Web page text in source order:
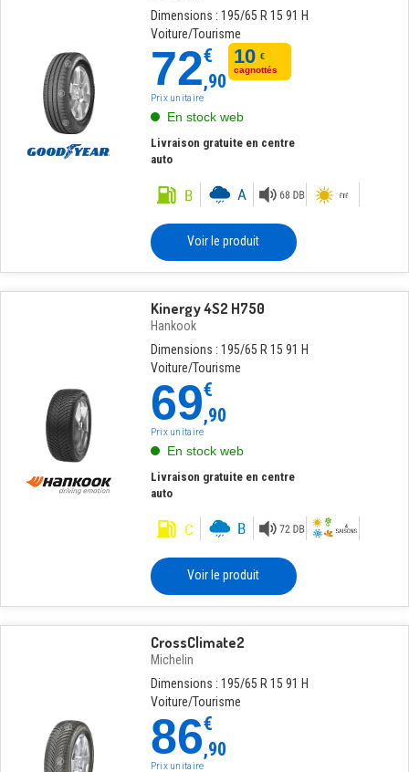
Dimensions : 195/65 R 15 91 H
Voiture/Tourisme
72€
,90
10 €
cagnottés
Prix unitaire
En stock web
Livraison gratuite en centre
auto
Voir le produit
Kinergy 4S2 H750
Hankook
Dimensions : 195/65 R 15 91 H
Voiture/Tourisme
69€
,90
Prix unitaire
En stock web
Livraison gratuite en centre
auto
Voir le produit
CrossClimate2
Michelin
Dimensions : 195/65 R 15 91 H
Voiture/Tourisme
86€
,90
Prix unitaire